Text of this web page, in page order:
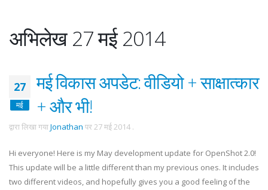
अभिलेख 27 मई 2014
27
मई
मई विकास अपडेट: वीडियो + साक्षात्कार
+ और भी!
द्वारा लिखा गयाJonathan पर27 मई 2014 .
Hi everyone! Here is my May development update for OpenShot 2.0!
This update will be a little different than my previous ones. It includes
two different videos, and hopefully gives you a good feeling of the